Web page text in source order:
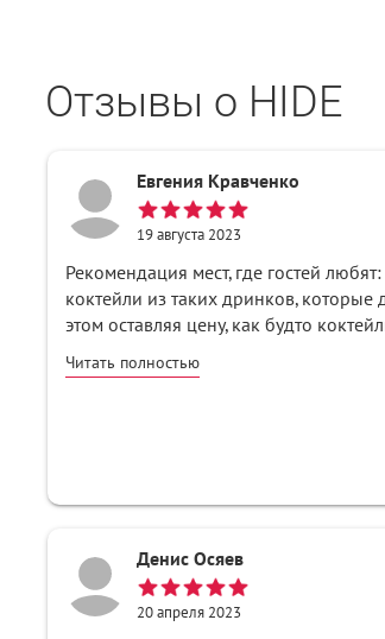
Отзывы о HIDE
Евгения Кравченко
19 августа 2023
Рекомендация мест, где гостей
коктейли из таких дринков,
этом оставляя цену, как будто
Читать полностью
Денис Осяев
20 апреля 2023